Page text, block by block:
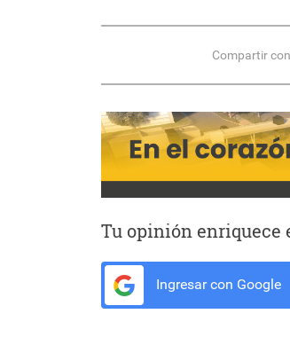
Compartir
Tu opinión enriquece
Ingresar con Google